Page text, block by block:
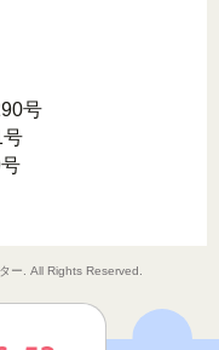
号
ー. All Rights Reserved.